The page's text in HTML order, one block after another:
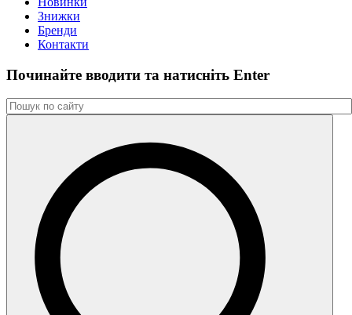
Знижки
Бренди
Контакти
Починайте вводити та натиснiть Enter